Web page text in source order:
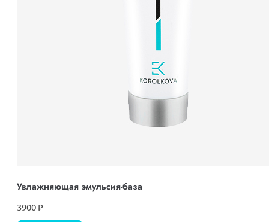
Увлажняющая эмульсия-база
3900₽